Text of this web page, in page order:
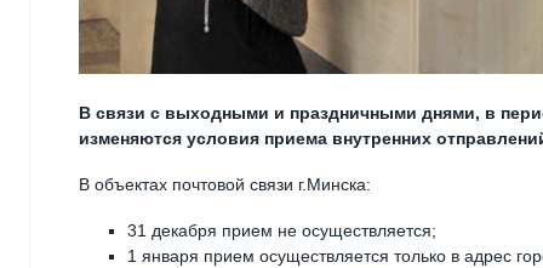
В связи с выходными и праздничными днями, в
изменяются условия приема внутренних
В объектах почтовой связи г.Минска:
31 декабря прием не осуществляется;
1 января прием осуществляется только в адрес